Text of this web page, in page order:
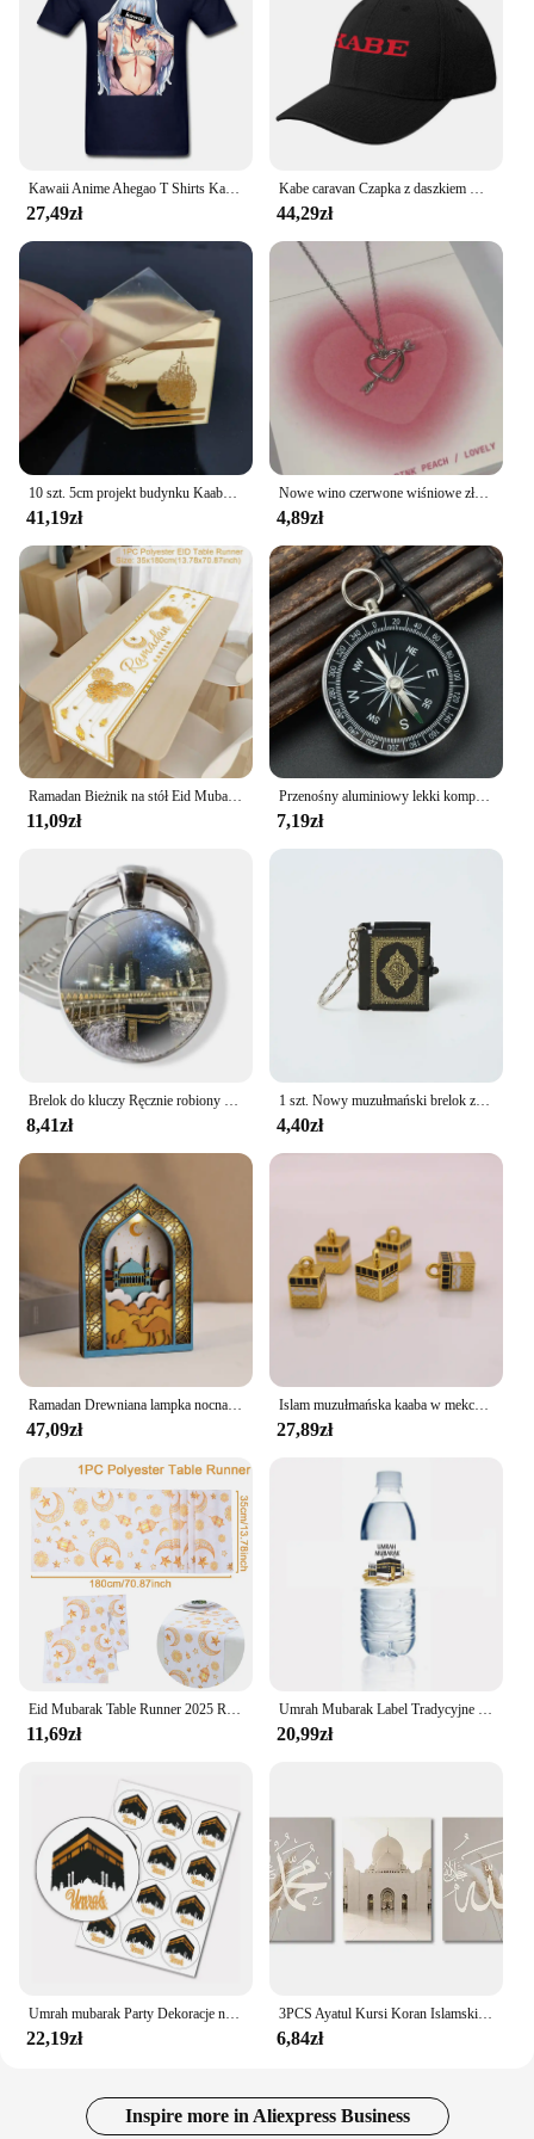
27,49zł 44,29zł
41,19zł
Nowe wino czerwone wiśniowe złoto kolorowy wisiorek naszyjnik dla kobiet osobowość modny naszyjnik biżuteria ślubna prezenty urodzinowe
4,89zł
Ramadan Bieżnik na stół Eid Mubarak Obrus Ramadan Kareem Dekoracja do domu 2025 Islamska impreza muzułmańska Dekoracje Eid Al Adha Prezenty
11,09zł
Przenośny aluminiowy lekki kompas awaryjny Narzędzie do przetrwania na świeżym powietrzu G44-2 Nawigacja Dzikie narzędzie Czarny
7,19zł
Brelok do kluczy Ręcznie robiony szklany kaboszon Brelok do kluczy Breloki do kluczy Krajobraz Mezoria Kaaba Mekka Makkah Obraz
8,41zł
1 szt. Nowy muzułmański brelok z żywicy islamskiej Mini arka Koran książka z prawdziwego papieru może odczytać wisiorek klucz z obręczą breloczek biżuteria religijna
4,40zł
Ramadan Drewniana lampka nocna z księżycem Ozdoba stołowa EID Mubarak Party Light 2025 Islam Muzułmańska dekoracja domu Prezent Eid Al Adha
47,09zł
Islam muzułmańska kaaba w mekce wisiorek muzułmański urok 5 sztuk/partia
27,89zł
Eid Mubarak Table Runner 2025 Ramadan Decoration for Home Islamic Muslim Party Supplies Eid Al Adha Ramadan Kareem Table Cover
11,69zł
Umrah Mubarak Label Tradycyjne muszlinowe święta owiec Kaaba Owijarka na butelki Eid Party Supplies-40mm
20,99zł
Umrah mubarak Party Dekoracje na prezenty Naklejki dostarcza Dekoracje świąteczne
22,19zł
3PCS Ayatul Kursi Koran Islamski Złoty Beżowy Czarny Obraz na Płótnie Muzułmański Obraz na Ścianę Do Dekoracji Domu w Salonie
6,84zł
Inspire more in Aliexpress Business